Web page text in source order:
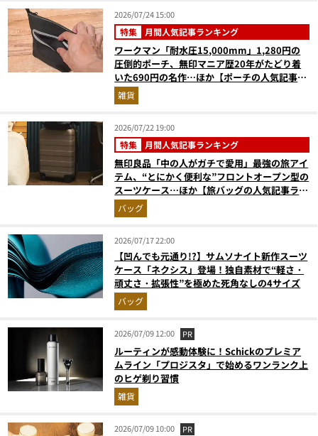
2026/07/24 15:00
特集 月間人気記事ランキング
ワークマン「耐水圧15,000mm」1,280円の
圧倒的ポーチ、無印マニア歴20年がたどり着
いた690円の名作…ほか【ポーチの人気記事ラ
ンキングベスト3】（2026年6月版）
雑貨
2026/07/22 19:00
特集 月間人気記事ランキング
無印良品「中の人がガチで愛用」最強の旅アイ
テム、“とにかく便利な”フロントオープン型の
スーツケース…ほか【旅バッグの人気記事ラン
キングベスト3】（2026年6月版）
バッグ
2026/07/17 22:00
【凹んでも元通り!?】サムソナイト新作スーツ
ケース「ネクシス」登場！独自素材で“軽さ・
頑丈さ・拡張性”を極めた死角なしの4サイズ
バッグ
2026/07/09 12:00 PR
ルーティンが感動体験に！Schickのプレミア
ムライン「プロジスタ」で始めるワンランク上
のヒゲ剃り習慣
雑貨
2026/07/09 10:00 PR